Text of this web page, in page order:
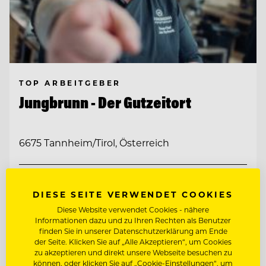
TOP ARBEITGEBER
Jungbrunn - Der Gutzeitort
6675 Tannheim/Tirol, Österreich
KÜCHENCHEF A LA CARTE (M/W/D)
Entdecke alle Jobs
DIESE SEITE VERWENDET COOKIES
Diese Website verwendet Cookies - nähere
Informationen dazu und zu Ihren Rechten als Benutzer
finden Sie in unserer Datenschutzerklärung am Ende
der Seite. Klicken Sie auf „Alle Akzeptieren“, um Cookies
zu akzeptieren und direkt unsere Webseite besuchen zu
können, oder klicken Sie auf „Cookie-Einstellungen“, um